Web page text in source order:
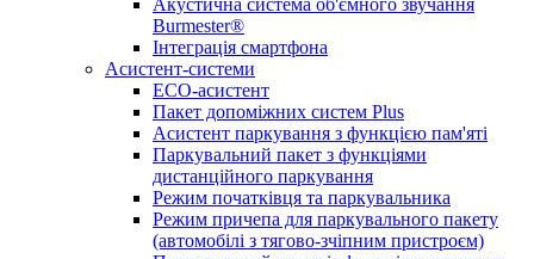
Burmester®
Інтеграція смартфона
Асистент-системи
ECO-асистент
Пакет допоміжних систем Plus
Асистент паркування з функцією пам'яті
Паркувальний пакет з функціями
дистанційного паркування
Режим початківця та паркувальника
Режим причепа для паркувального пакету
(автомобілі з тягово-зчіпним пристроєм)